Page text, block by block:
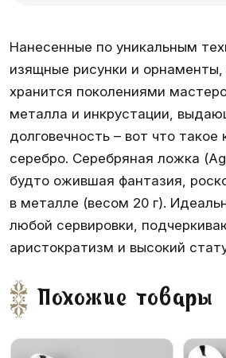
Нанесенные по уникальным
изящные рисунки и орнаменты,
хранится поколениями
металла и инкрустации,
долговечность – вот что такое
серебро. Серебряная ложка
будто ожившая фантазия,
в металле (весом 20 г).
любой сервировки,
аристократизм и высокий
Похожие товары